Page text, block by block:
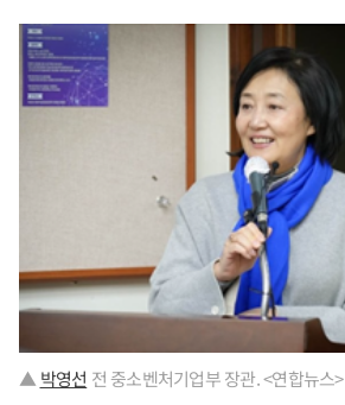
▲박영선 전 중소벤처기업부 장관. <연합뉴스>